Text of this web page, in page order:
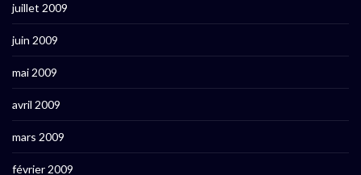
juillet 2009
juin 2009
mai 2009
avril 2009
mars 2009
février 2009